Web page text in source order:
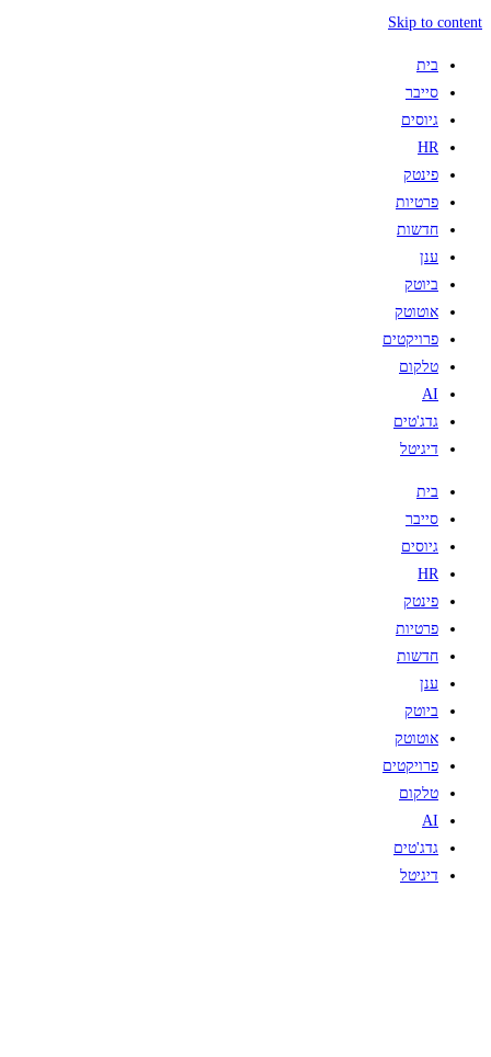
Skip to content
בית
סייבר
גיוסים
HR
פינטק
פרטיות
חדשות
ענן
ביוטק
אוטוטק
פרויקטים
טלקום
AI
גדג'טים
דיגיטל
בית
סייבר
גיוסים
HR
פינטק
פרטיות
חדשות
ענן
ביוטק
אוטוטק
פרויקטים
טלקום
AI
גדג'טים
דיגיטל